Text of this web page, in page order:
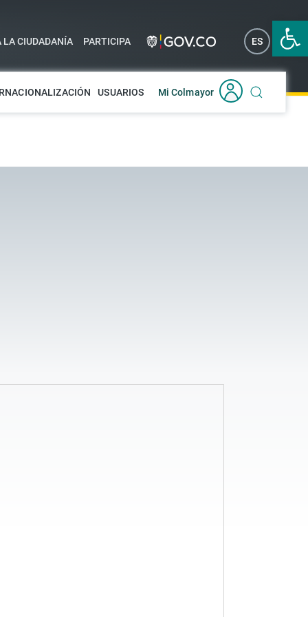
Abrir
LA CIUDADANÍA PARTICIPA ES EN
USUARIOS Mi Colmayor